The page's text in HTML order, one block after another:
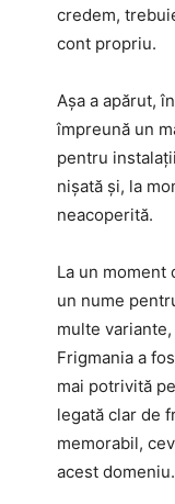
credem,
cont propriu.
Așa a apărut,
împreună un
pentru
nișată și, la
neacoperită.
La un
un nume
multe
Frigmania a
mai potrivită
legată clar de
memorabil,
acest domeniu.